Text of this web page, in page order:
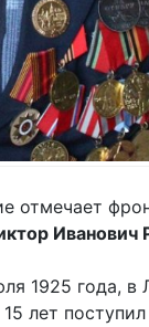
отмечает
Иванович
1925 года,
15 лет